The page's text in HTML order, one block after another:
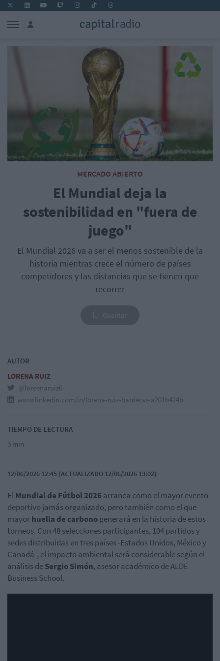
MERCADO ABIERTO
El Mundial deja la
sostenibilidad en "fuera de
juego"
El Mundial 2026 va a ser el menos sostenible de la
historia mientras crece el número de países
competidores y las distancias que se tienen que
recorrer
AUTOR
LORENA RUIZ
@loreenaruiz6
www.linkedin.com/in/lorena-ruiz-barderas-a201b424b
TIEMPO DE LECTURA
3 min
12/06/2026 12:45 (ACTUALIZADO 12/06/2026 13:02)
ElMundial de Fútbol 2026 arranca como el mayor evento
deportivo jamás organizado, pero también como el que
mayorhuella de carbonogenerará en la historia de estos
torneos. Con 48 selecciones participantes, 104 partidos y
sedes distribuidas en tres países -Estados Unidos, México y
Canadá-, el impacto ambiental será considerable según el
análisis deSergio Simón, asesor académico de ALDE
Business School.